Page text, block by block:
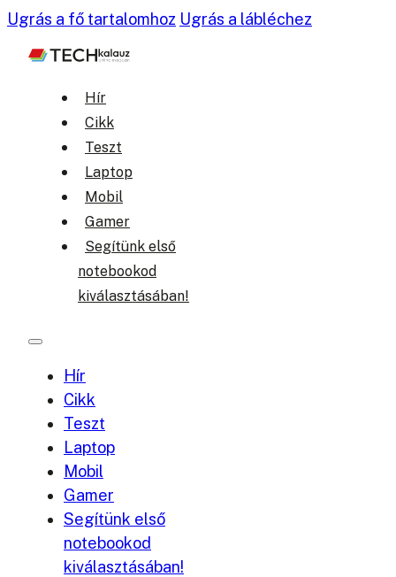
Ugrás a fő tartalomhoz Ugrás a lábléchez
Hír
Cikk
Teszt
Laptop
Mobil
Gamer
Segítünk első
notebookod
kiválasztásában!
Hír
Cikk
Teszt
Laptop
Mobil
Gamer
Segítünk első
notebookod
kiválasztásában!